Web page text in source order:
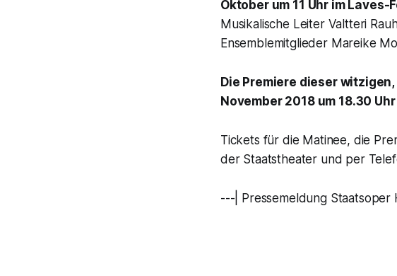
Oktober um 11 Uhr im Laves-
Musikalische Leiter Valtteri
Ensemblemitglieder Mareike
Die Premiere dieser
November 2018 um 18.30
Tickets für die Matinee, die
der Staatstheater und per
---| Pressemeldung Staatsoper